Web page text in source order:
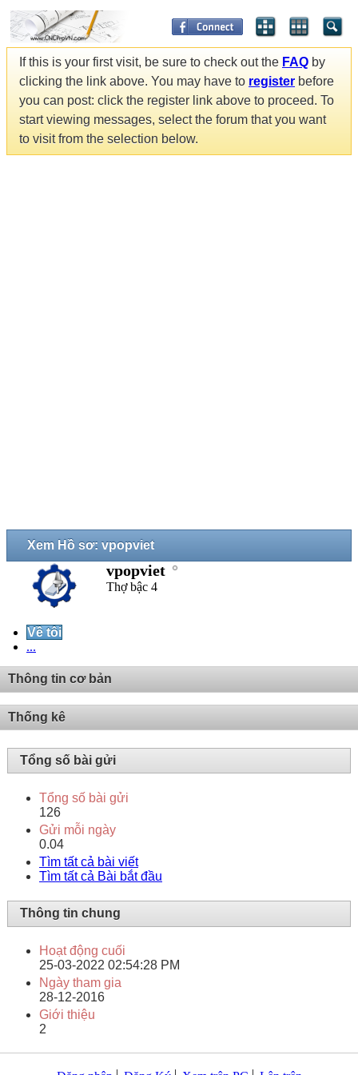
If this is your first visit, be sure to check out the FAQ by
clicking the link above. You may have to register before
you can post: click the register link above to proceed. To
start viewing messages, select the forum that you want
to visit from the selection below.
Xem Hồ sơ: vpopviet
vpopviet
Thợ bậc 4
Về tôi
...
Thông tin cơ bản
Thống kê
Tổng số bài gửi
Tổng số bài gửi
126
Gửi mỗi ngày
0.04
Tìm tất cả bài viết
Tìm tất cả Bài bắt đầu
Thông tin chung
Hoạt động cuối
25-03-2022 02:54:28 PM
Ngày tham gia
28-12-2016
Giới thiệu
2